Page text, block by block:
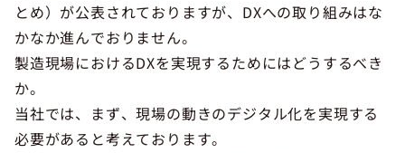
とめ）が公表されておりますが、DXへの取り組みはな
かなか進んでおりません。
製造現場におけるDXを実現するためにはどうするべき
か。
当社では、まず、現場の動きのデジタル化を実現する
必要があると考えております。